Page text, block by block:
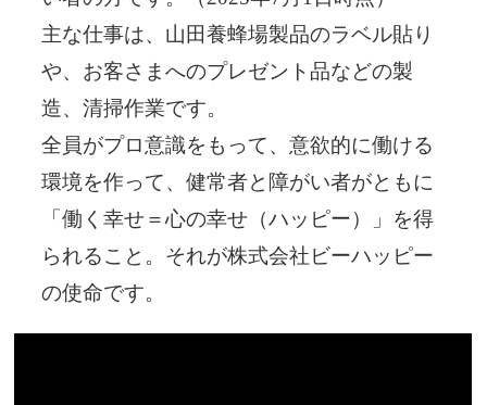
主な仕事は、山田養蜂場製品のラベル貼り
や、お客さまへのプレゼント品などの製
造、清掃作業です。
全員がプロ意識をもって、意欲的に働ける
環境を作って、健常者と障がい者がともに
「働く幸せ＝心の幸せ（ハッピー）」を得
られること。それが株式会社ビーハッピー
の使命です。